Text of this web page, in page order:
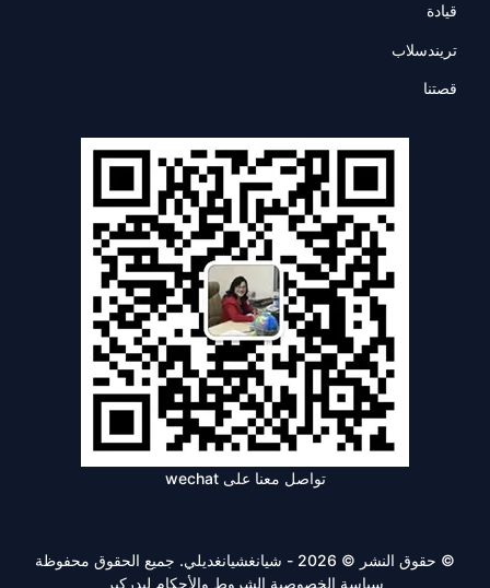
قيادة
تريندسلاب
قصتنا
تواصل معنا على wechat
© حقوق النشر © 2026 - شيانغشيانغديلي. جميع الحقوق محفوظة
سياسة الخصوصية الشروط والأحكام ليدركير